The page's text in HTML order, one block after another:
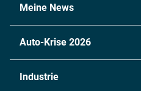
Meine News
Auto-Krise 2026
Industrie